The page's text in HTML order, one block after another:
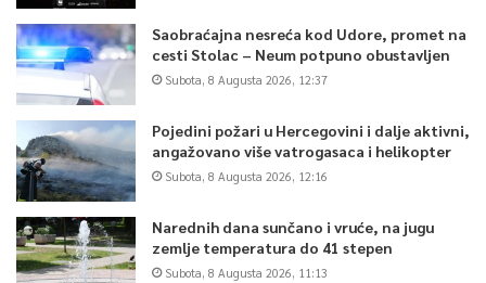
Saobraćajna nesreća kod Udore, promet na
cesti Stolac – Neum potpuno obustavljen
Subota, 8 Augusta 2026, 12:37
Pojedini požari u Hercegovini i dalje aktivni,
angažovano više vatrogasaca i helikopter
Subota, 8 Augusta 2026, 12:16
Narednih dana sunčano i vruće, na jugu
zemlje temperatura do 41 stepen
Subota, 8 Augusta 2026, 11:13